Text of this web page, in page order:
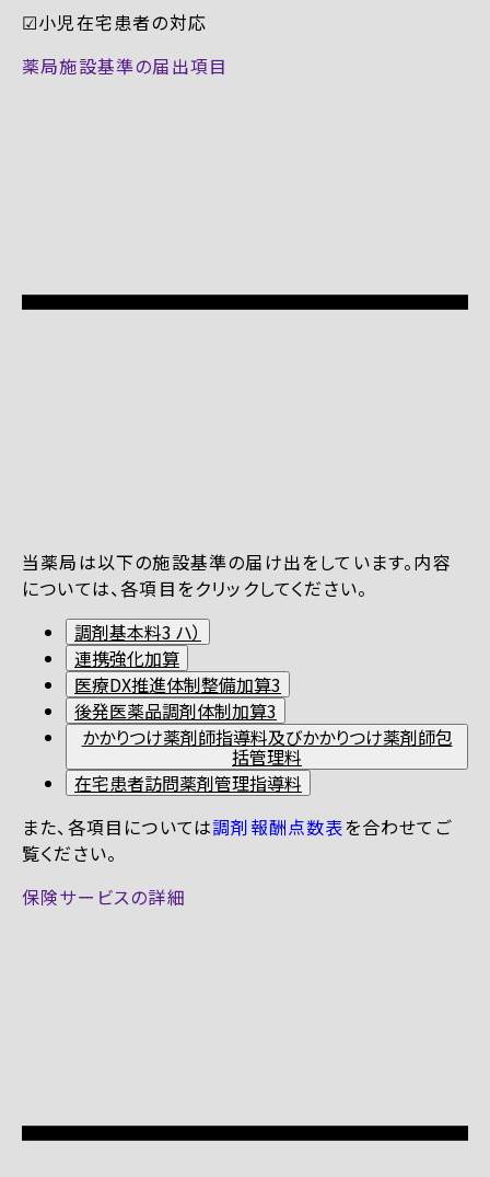
☑︎小児在宅患者の対応
薬局施設基準の届出項目
当薬局は以下の施設基準の届け出をしています。内容
については、各項目をクリックしてください。
調剤基本料3 ハ）
連携強化加算
医療DX推進体制整備加算3
後発医薬品調剤体制加算3
かかりつけ薬剤師指導料及びかかりつけ薬剤師包
括管理料
在宅患者訪問薬剤管理指導料
また、各項目については調剤報酬点数表を合わせてご
覧ください。
保険サービスの詳細